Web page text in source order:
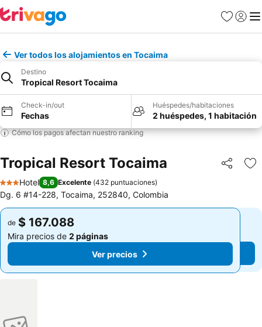
Favoritos
Iniciar
Ver todos los alojamientos en Tocaima
Destino
Tropical Resort Tocaima
Check-in/out
Fechas
Huéspedes/habitaciones
2 huéspedes, 1 habitación
Cómo los pagos afectan nuestro ranking
Tropical Resort Tocaima Compartir
3 Estrellas
Hotel 8,6 Excelente (432 puntuaciones)
Dg. 6 #14-228, Tocaima, 252840, Colombia
de $ 167.088
Mira precios de 2 páginas
Ver precios
de $ 167.088
Mira precios de 2 páginas
Ver precios